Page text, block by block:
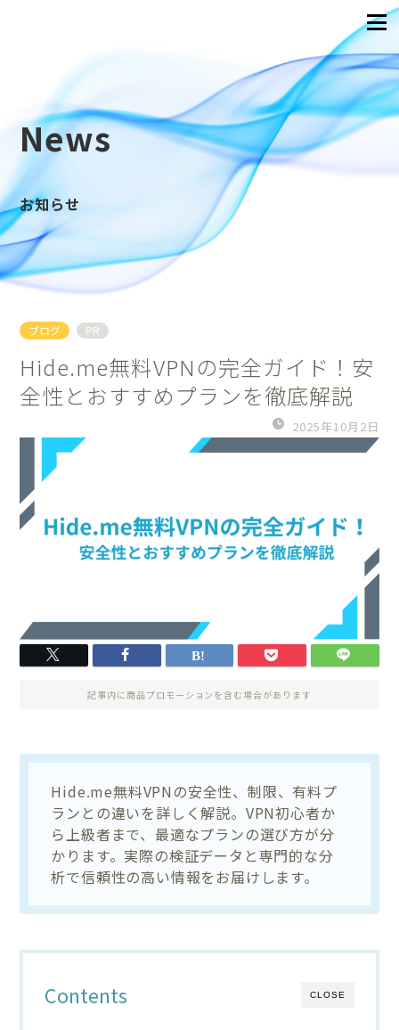
News
お知らせ
ブログ PR
Hide.me無料VPNの完全ガイド！安
全性とおすすめプランを徹底解説
2025年10月2日
記事内に商品プロモーションを含む場合があります
Hide.me無料VPNの安全性、制限、有料プ
ランとの違いを詳しく解説。VPN初心者か
ら上級者まで、最適なプランの選び方が分
かります。実際の検証データと専門的な分
析で信頼性の高い情報をお届けします。
CLOSE
Contents